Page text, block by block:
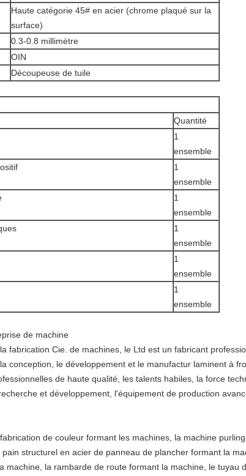
Haute catégorie 45# en acier (chrome plaqué sur la
surface)
0.3-0.8 millimètre
OIN
Découpeuse de tuile
Quantité
1
ensemble
1
ensemble
1
ensemble
1
ensemble
1
ensemble
1
ensemble
de machine
fabrication Cie. de machines, le Ltd est un fabricant
conception, le développement et le manufactur laminent à
de haute qualité, les talents habiles, la force
et développement, l'équipement de production
de couleur formant les machines, la machine
structurel en acier de panneau de plancher formant la
machine, la rambarde de route formant la machine, le tuyau